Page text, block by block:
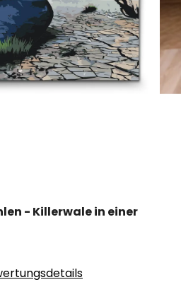
- Killerwale in einer